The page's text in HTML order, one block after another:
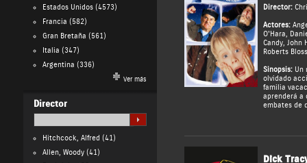
Estados Unidos(4573)
Francia (582)
Gran Bretaña (561)
Italia (347)
Argentina (336)
Ver más
Director
Hitchcock, Alfred (41)
Allen, Woody(41)
Director:
Actores:
O'Hara,
Candy, John
Roberts
Sinopsis:Un
olvidado
familia
aprenderá a
embates de
Dick